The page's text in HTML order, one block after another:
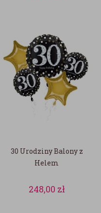
30 Urodziny Balony z
Helem
248,00 zł